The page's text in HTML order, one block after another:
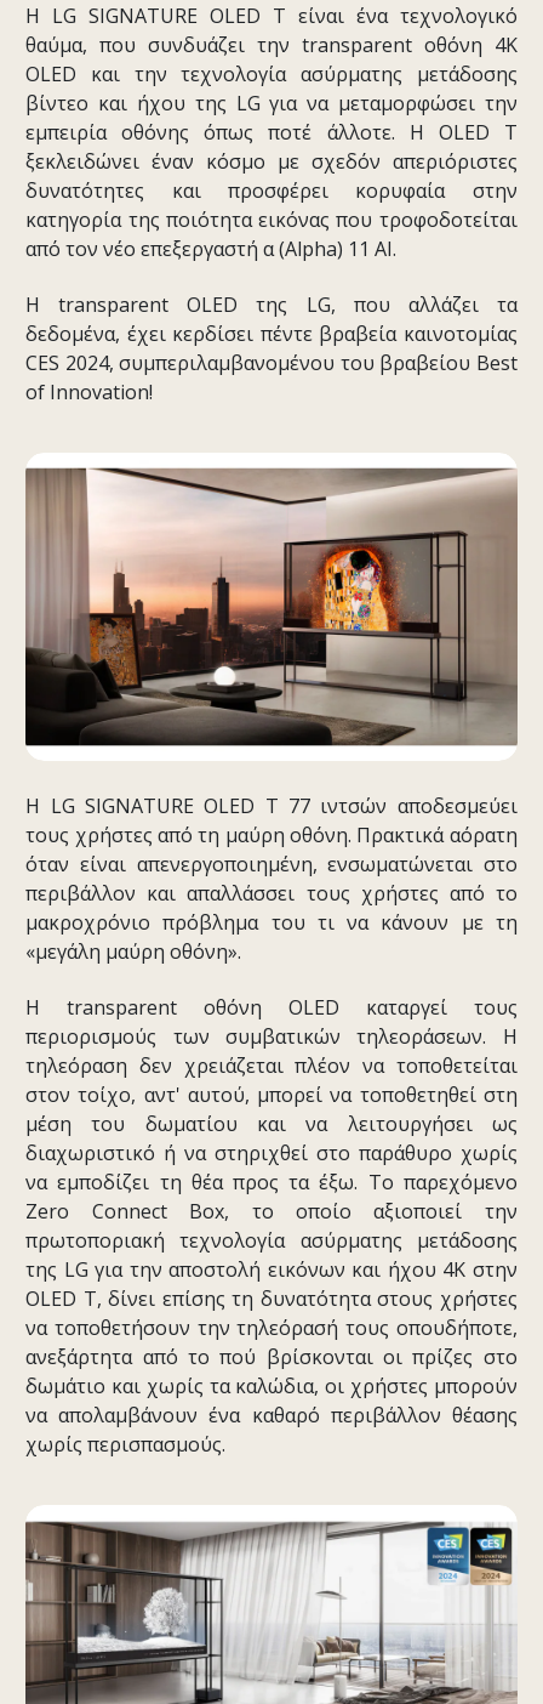
Η LG SIGNATURE OLED T είναι ένα τεχνολογικό
θαύμα, που συνδυάζει την transparent οθόνη 4K
OLED και την τεχνολογία ασύρματης μετάδοσης
βίντεο και ήχου της LG για να μεταμορφώσει την
εμπειρία οθόνης όπως ποτέ άλλοτε. Η OLED T
ξεκλειδώνει έναν κόσμο με σχεδόν απεριόριστες
δυνατότητες και προσφέρει κορυφαία στην
κατηγορία της ποιότητα εικόνας που τροφοδοτείται
από τον νέο επεξεργαστή α (Alpha) 11 AI.
Η transparent OLED της LG, που αλλάζει τα
δεδομένα, έχει κερδίσει πέντε βραβεία καινοτομίας
CES 2024, συμπεριλαμβανομένου του βραβείου Best
of Innovation!
Η LG SIGNATURE OLED T 77 ιντσών αποδεσμεύει
τους χρήστες από τη μαύρη οθόνη. Πρακτικά αόρατη
όταν είναι απενεργοποιημένη, ενσωματώνεται στο
περιβάλλον και απαλλάσσει τους χρήστες από το
μακροχρόνιο πρόβλημα του τι να κάνουν με τη
«μεγάλη μαύρη οθόνη».
Η transparent οθόνη OLED καταργεί τους
περιορισμούς των συμβατικών τηλεοράσεων. Η
τηλεόραση δεν χρειάζεται πλέον να τοποθετείται
στον τοίχο, αντ' αυτού, μπορεί να τοποθετηθεί στη
μέση του δωματίου και να λειτουργήσει ως
διαχωριστικό ή να στηριχθεί στο παράθυρο χωρίς
να εμποδίζει τη θέα προς τα έξω. Το παρεχόμενο
Zero Connect Box, το οποίο αξιοποιεί την
πρωτοποριακή τεχνολογία ασύρματης μετάδοσης
της LG για την αποστολή εικόνων και ήχου 4K στην
OLED T, δίνει επίσης τη δυνατότητα στους χρήστες
να τοποθετήσουν την τηλεόρασή τους οπουδήποτε,
ανεξάρτητα από το πού βρίσκονται οι πρίζες στο
δωμάτιο και χωρίς τα καλώδια, οι χρήστες μπορούν
να απολαμβάνουν ένα καθαρό περιβάλλον θέασης
χωρίς περισπασμούς.